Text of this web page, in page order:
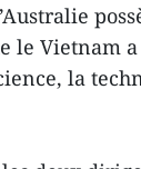
le Vietnam
la